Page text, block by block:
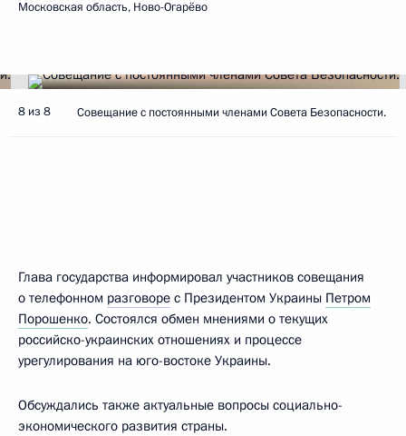
Московская область, Ново-Огарёво
8 из 8 Совещание с постоянными членами Совета Безопасности.
Глава государства информировал участников совещания
о телефонном разговоре с Президентом Украины Петром
Порошенко. Состоялся обмен мнениями о текущих
российско-украинских отношениях и процессе
урегулирования на юго-востоке Украины.
Обсуждались также актуальные вопросы социально-
экономического развития страны.